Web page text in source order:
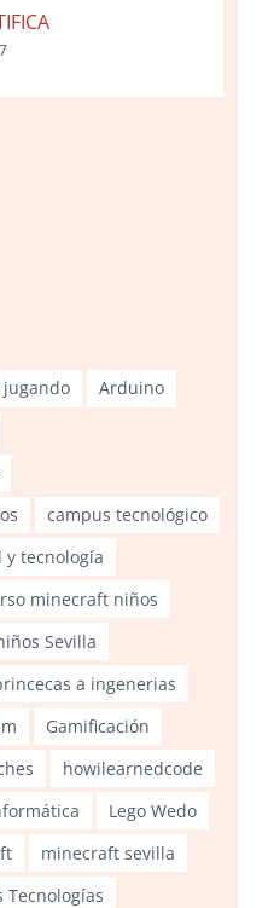
Arduino
campus tecnológico
y tecnología
minecraft niños
Sevilla
a ingenerias
Gamificación
howilearnedcode
Lego Wedo
minecraft sevilla
Tecnologías